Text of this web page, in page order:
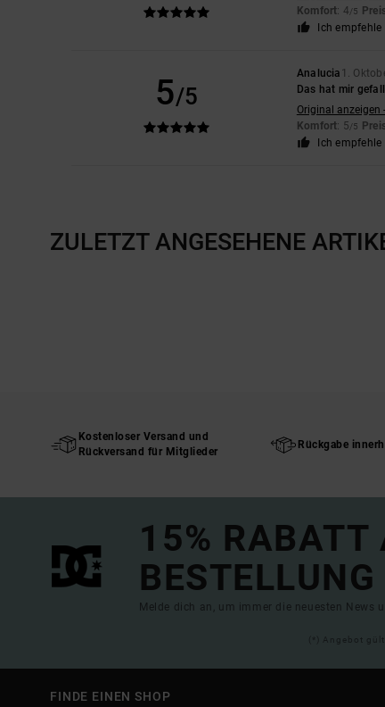
Komfort: 4/5
Ich
5/5
Analucia 1.
Das hat mir
Original anzeigen
Komfort: 5/5
Ich
ZULETZT ANGESEHENE
Kostenloser Versand und
Rückversand für Mitglieder
Rückgabe
15% RABATT
Melde dich an, um immer die neuesten News
(*) Angebot
FINDE EINEN SHOP